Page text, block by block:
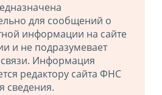
для сообщений о
информации на сайте
и не подразумевает
Информация
редактору сайта ФНС
сведения.